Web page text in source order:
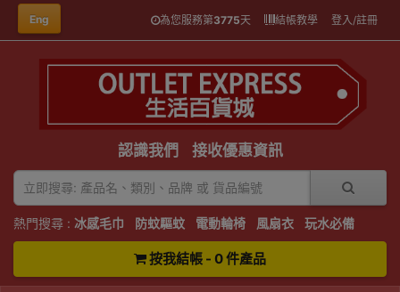
Eng 為您服務第3775天 結帳教學 登入/註冊
認識我們 接收優惠資訊
熱門搜尋 : 冰感毛巾 防蚊驅蚊 電動輪椅 風扇衣 玩水必備
按我結帳 - 0 件產品